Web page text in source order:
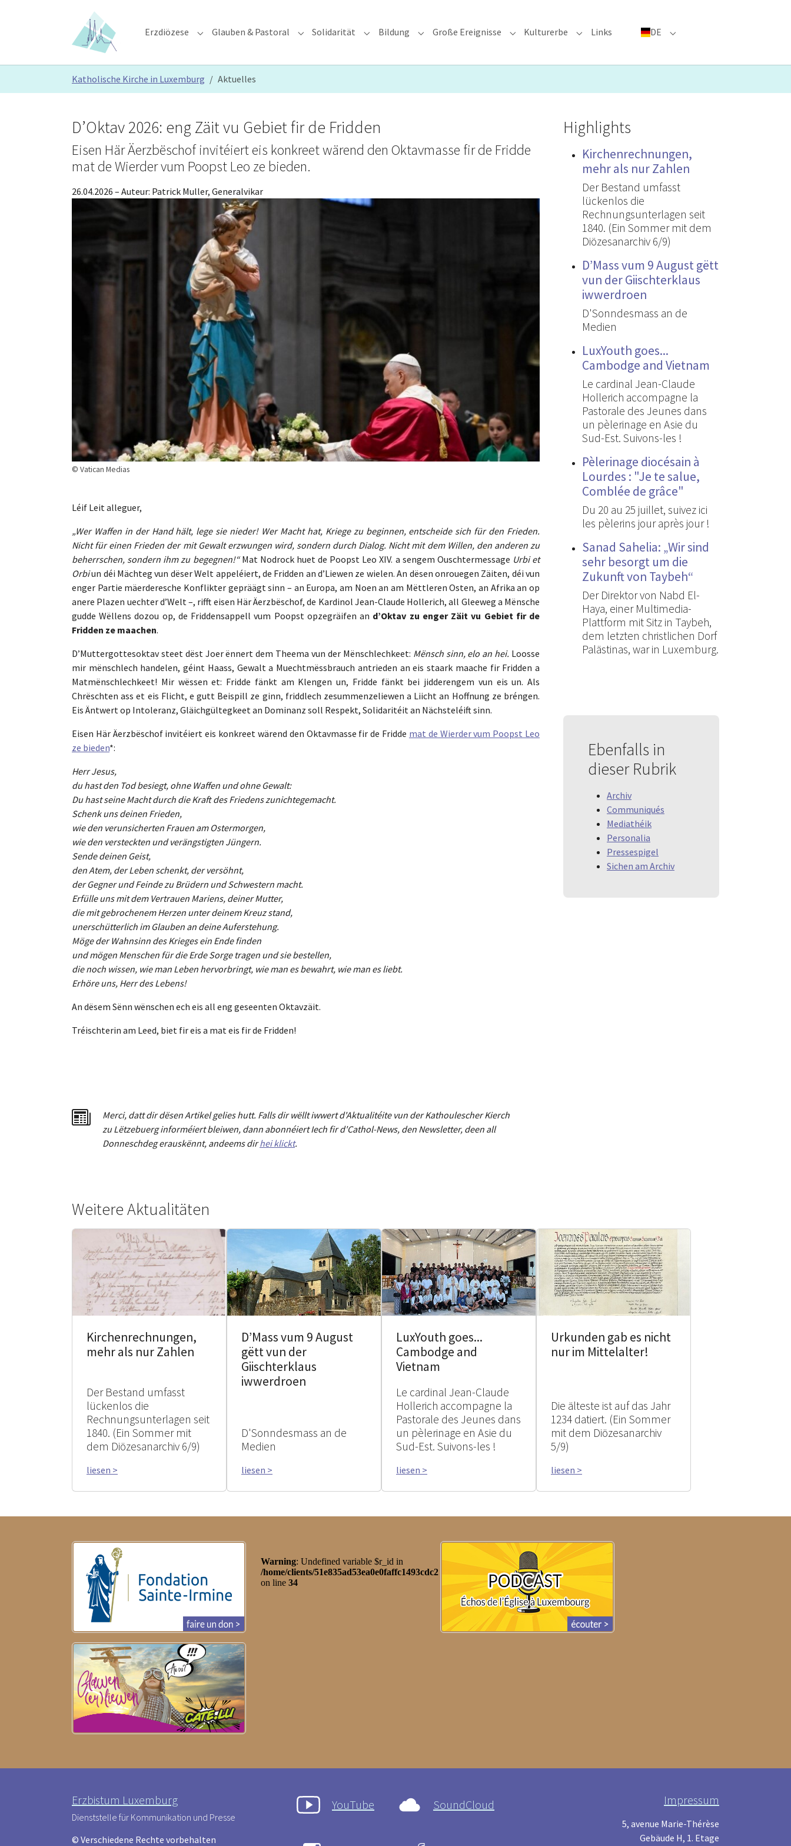
Erzdiözese Submenu for "Erzdiözese"
Glauben & Pastoral Submenu for "Glauben & Pastoral"
Solidarität Submenu for "Solidarität"
Bildung Submenu for "Bildung"
Große Ereignisse Submenu for "Große Ereignisse"
Kulturerbe Submenu for "Kulturerbe"
Links DE Submenu for "DE"
Katholische Kirche in Luxemburg Aktuelles
© Vatican Medias
D’Oktav 2026: eng Zäit vu Gebiet fir de Fridden
Eisen Här Äerzbëschof invitéiert eis konkreet wärend den Oktavmasse fir de Fridde
mat de Wierder vum Poopst Leo ze bieden.
26.04.2026 – Auteur: Patrick Muller, Generalvikar
Léif Leit alleguer,
„Wer Waffen in der Hand hält, lege sie nieder! Wer Macht hat, Kriege zu beginnen, entscheide sich für den Frieden.
Nicht für einen Frieden der mit Gewalt erzwungen wird, sondern durch Dialog. Nicht mit dem Willen, den anderen zu
beherrschen, sondern ihm zu begegnen!“Mat Nodrock huet de Poopst Leo XIV. a sengem Ouschtermessage Urbi et
Orbiun déi Mächteg vun dëser Welt appeléiert, de Fridden an d’Liewen ze wielen. An dësen onrouegen Zäiten, déi vun
enger Partie mäerderesche Konflikter gepräägt sinn – an Europa, am Noen an am Mëttleren Osten, an Afrika an op
anere Plazen uechter d’Welt –, rifft eisen Här Äerzbëschof, de Kardinol Jean-Claude Hollerich, all Gleeweg a Mënsche
gudde Wëllens dozou op, de Friddensappell vum Poopst opzegräifen an d’Oktav zu enger Zäit vu Gebiet fir de
Fridden ze maachen.
D’Muttergottesoktav steet dëst Joer ënnert dem Theema vun der Mënschlechkeet: Mënsch sinn, elo an hei. Loosse
mir mënschlech handelen, géint Haass, Gewalt a Muechtmëssbrauch antrieden an eis staark maache fir Fridden a
Matmënschlechkeet! Mir wëssen et: Fridde fänkt am Klengen un, Fridde fänkt bei jidderengem vun eis un. Als
Chrëschten ass et eis Flicht, e gutt Beispill ze ginn, friddlech zesummenzeliewen a Liicht an Hoffnung ze bréngen.
Eis Äntwert op Intoleranz, Gläichgültegkeet an Dominanz soll Respekt, Solidaritéit an Nächsteléift sinn.
Eisen Här Äerzbëschof invitéiert eis konkreet wärend den Oktavmasse fir de Fridde mat de Wierder vum Poopst Leo
ze bieden*:
Herr Jesus,
du hast den Tod besiegt, ohne Waffen und ohne Gewalt:
Du hast seine Macht durch die Kraft des Friedens zunichtegemacht.
Schenk uns deinen Frieden,
wie den verunsicherten Frauen am Ostermorgen,
wie den versteckten und verängstigten Jüngern.
Sende deinen Geist,
den Atem, der Leben schenkt, der versöhnt,
der Gegner und Feinde zu Brüdern und Schwestern macht.
Erfülle uns mit dem Vertrauen Mariens, deiner Mutter,
die mit gebrochenem Herzen unter deinem Kreuz stand,
unerschütterlich im Glauben an deine Auferstehung.
Möge der Wahnsinn des Krieges ein Ende finden
und mögen Menschen für die Erde Sorge tragen und sie bestellen,
die noch wissen, wie man Leben hervorbringt, wie man es bewahrt, wie man es liebt.
Erhöre uns, Herr des Lebens!
An dësem Sënn wënschen ech eis all eng geseenten Oktavzäit.
Tréischterin am Leed, biet fir eis a mat eis fir de Fridden!
Merci, dattdir dësen Artikel gelies hutt. Falls dir wëllt iwwert d'Aktualitéite vun der Kathoulescher Kierch
zu Lëtzebuerg informéiert bleiwen, dann abonnéiert Iech fir d'Cathol-News, den Newsletter, deen all
Donneschdeg erauskënnt, andeems dirhei klickt.
Highlights
Kirchenrechnungen,
mehr als nur Zahlen
Der Bestand umfasst
lückenlos die
Rechnungsunterlagen seit
1840. (Ein Sommer mit dem
Diözesanarchiv 6/9)
D’Mass vum 9 August gëtt
vun der Giischterklaus
iwwerdroen
D'Sonndesmass an de
Medien
LuxYouth goes...
Cambodge and Vietnam
Le cardinal Jean-Claude
Hollerich accompagne la
Pastorale des Jeunes dans
un pèlerinage en Asie du
Sud-Est. Suivons-les !
Pèlerinage diocésain à
Lourdes : "Je te salue,
Comblée de grâce"
Du 20 au 25 juillet, suivez ici
les pèlerins jour après jour !
Sanad Sahelia: „Wir sind
sehr besorgt um die
Zukunft von Taybeh“
Der Direktor von Nabd El-
Haya, einer Multimedia-
Plattform mit Sitz in Taybeh,
dem letzten christlichen Dorf
Palästinas, war in Luxemburg.
Ebenfalls in
dieser Rubrik
Archiv
Communiqués
Mediathéik
Personalia
Pressespigel
Sichen am Archiv
Weitere Aktualitäten
Kirchenrechnungen,
mehr als nur Zahlen
Der Bestand umfasst
lückenlos die
Rechnungsunterlagen seit
1840. (Ein Sommer mit
dem Diözesanarchiv 6/9)
liesen >
D’Mass vum 9 August
gëtt vun der
Giischterklaus
iwwerdroen
D'Sonndesmass an de
Medien
liesen >
LuxYouth goes...
Cambodge and
Vietnam
Le cardinal Jean-Claude
Hollerich accompagne la
Pastorale des Jeunes dans
un pèlerinage en Asie du
Sud-Est. Suivons-les !
liesen >
Urkunden gab es nicht
nur im Mittelalter!
Die älteste ist auf das Jahr
1234 datiert. (Ein Sommer
mit dem Diözesanarchiv
5/9)
liesen >
Erzbistum Luxemburg
Dienststelle für Kommunikation und Presse
© Verschiedene Rechte vorbehalten
YouTube SoundCloud Impressum
5, avenue Marie-Thérèse
Gebäude H, 1. Etage